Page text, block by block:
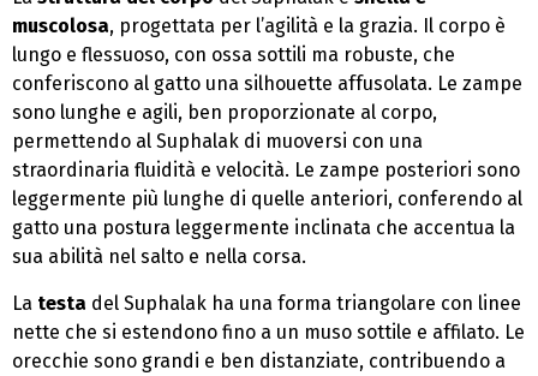
muscolosa, progettata per l’agilità e la grazia. Il corpo è
lungo e flessuoso, con ossa sottili ma robuste, che
conferiscono al gatto una silhouette affusolata. Le zampe
sono lunghe e agili, ben proporzionate al corpo,
permettendo al Suphalak di muoversi con una
straordinaria fluidità e velocità. Le zampe posteriori sono
leggermente più lunghe di quelle anteriori, conferendo al
gatto una postura leggermente inclinata che accentua la
sua abilità nel salto e nella corsa.
La testa del Suphalak ha una forma triangolare con linee
nette che si estendono fino a un muso sottile e affilato. Le
orecchie sono grandi e ben distanziate, contribuendo a